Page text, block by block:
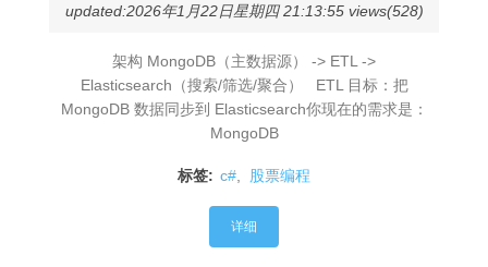
updated:2026年1月22日星期四 21:13:55 views(528)
架构 MongoDB（主数据源） -> ETL ->
Elasticsearch（搜索/筛选/聚合） ETL 目标：把
MongoDB 数据同步到 Elasticsearch你现在的需求是：
MongoDB
标签: c# 股票编程
详细